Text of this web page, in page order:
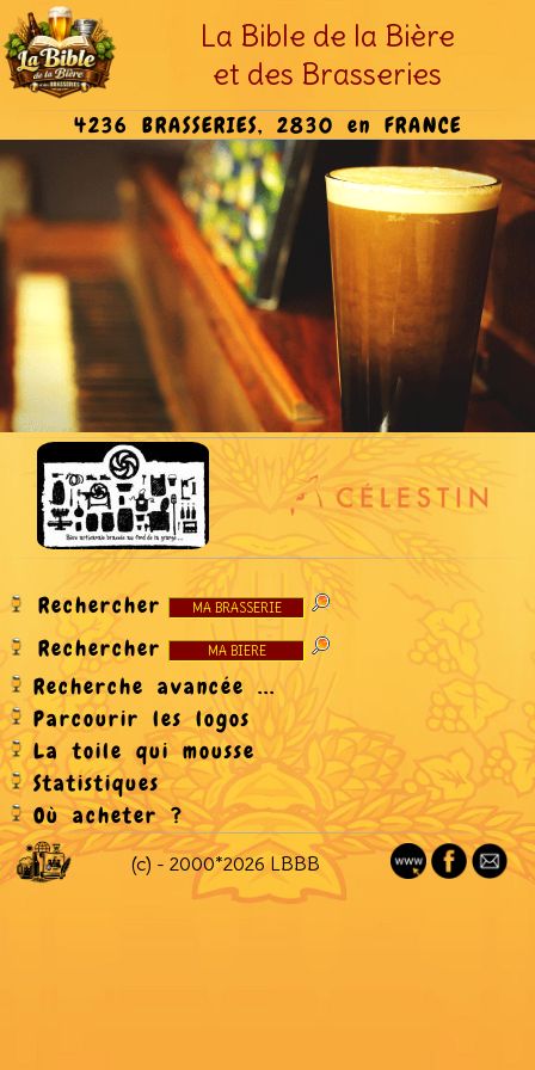
La Bible de la Bière
et des Brasseries
4236 BRASSERIES, 2830 en FRANCE
Rechercher
Rechercher
Recherche avancée ...
Parcourir les logos
La toile qui mousse
Statistiques
Où acheter ?
(c) - 2000*2026 LBBB